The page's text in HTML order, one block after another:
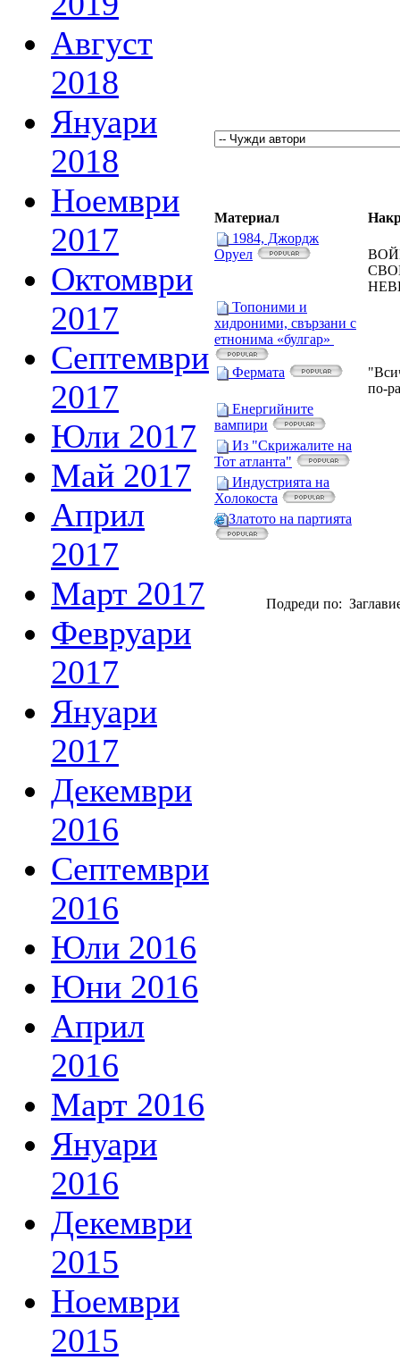
Август
2018
Януари
2018
Ноември
2017
Октомври
2017
Септември
2017
Юли 2017
Май 2017
Април
2017
Март 2017
Февруари
2017
Януари
2017
Декември
2016
Септември
2016
Юли 2016
Юни 2016
Април
2016
Март 2016
Януари
2016
Декември
2015
Ноември
2015
Материал
1984, Джордж
Оруел
Топоними и
хидроними, свързани с
етнонимa «булгар»
Фермата
по-
Енергийните
вампири
Из "Скрижалите на
Тот атланта"
Индустрията на
Холокоста
Златото на партията
Подреди по: